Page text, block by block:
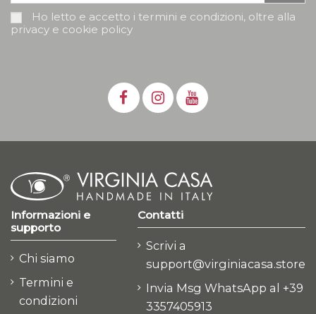
Ho letto e accetto i termini e condizioni, oltre alla
privacy e cookie policy
Informazioni e
supporto
Chi siamo
Termini e
condizioni
Contatti
Scrivi a
support@virginiacasa.store
Invia Msg WhatsApp al +39
3357405913